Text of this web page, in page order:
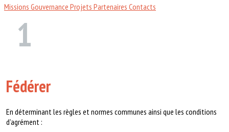
Missions Gouvernance Projets Partenaires Contacts
1
Fédérer
En déterminant les règles et normes communes ainsi que les conditions
d’agrément :